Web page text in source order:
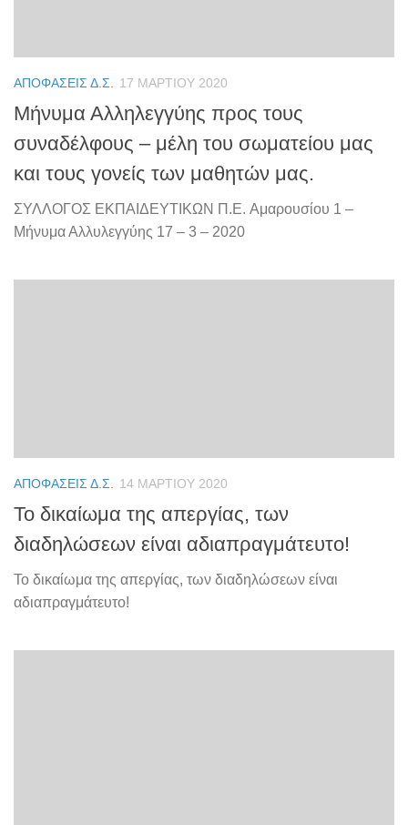
ΑΠΟΦΆΣΕΙΣ Δ.Σ. 17 ΜΑΡΤΊΟΥ 2020
Μήνυμα Αλληλεγγύης προς τους
συναδέλφους – μέλη του σωματείου μας
και τους γονείς των μαθητών μας.
ΣΥΛΛΟΓΟΣ ΕΚΠΑΙΔΕΥΤΙΚΩΝ Π.E. Αμαρουσίου 1 –
Μήνυμα Αλλυλεγγύης 17 – 3 – 2020
ΑΠΟΦΆΣΕΙΣ Δ.Σ. 14 ΜΑΡΤΊΟΥ 2020
Το δικαίωμα της απεργίας, των
διαδηλώσεων είναι αδιαπραγμάτευτο!
Το δικαίωμα της απεργίας, των διαδηλώσεων είναι
αδιαπραγμάτευτο!